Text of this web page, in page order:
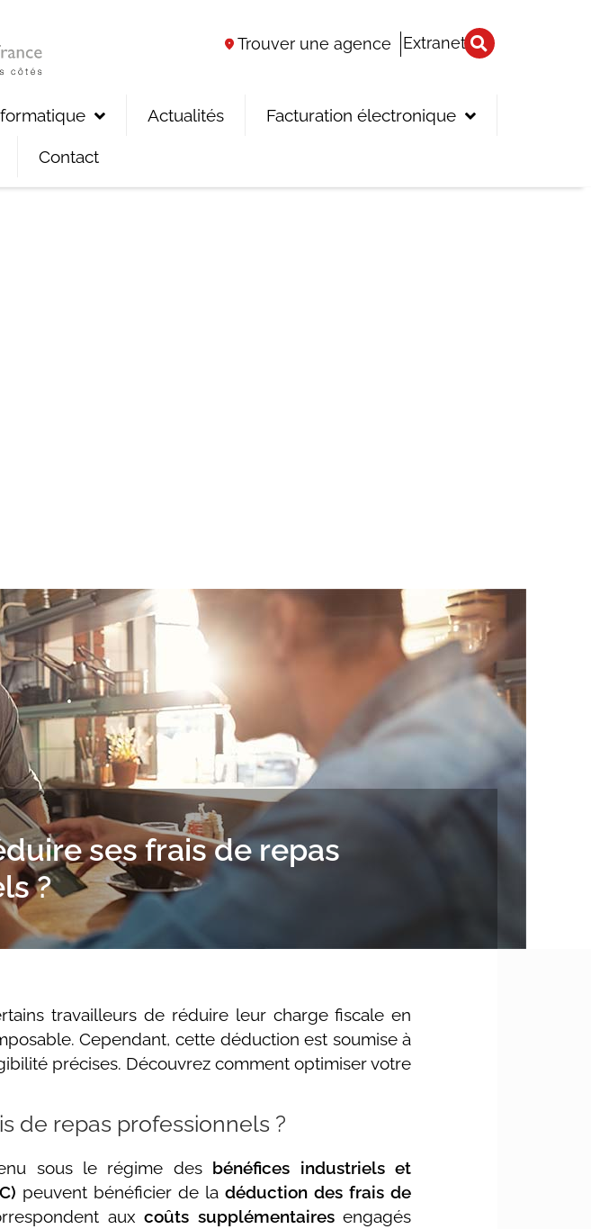
Trouver une agence Extranet
Actualités Facturation électronique
Contact
ses frais de repas
?
travailleurs de réduire leur charge fiscale en
Cependant, cette déduction est soumise à
précises. Découvrez comment optimiser votre
de repas professionnels ?
sous le régime des bénéfices industriels et
peuvent bénéficier de ladéduction des frais de
auxcoûts supplémentairesengagés